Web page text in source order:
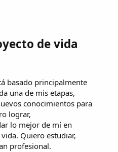
de vida
basado principalmente
una de mis etapas,
conocimientos para
lograr,
lo mejor de mí en
Quiero estudiar,
profesional.